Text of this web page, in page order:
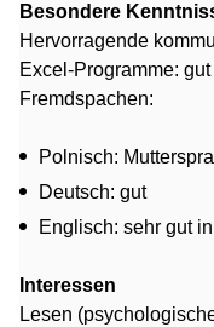
Besondere
Hervorragende
Excel-Programme: gut
Fremdspachen:
Polnisch:
Deutsch: gut
Englisch: sehr gut
Interessen
Lesen